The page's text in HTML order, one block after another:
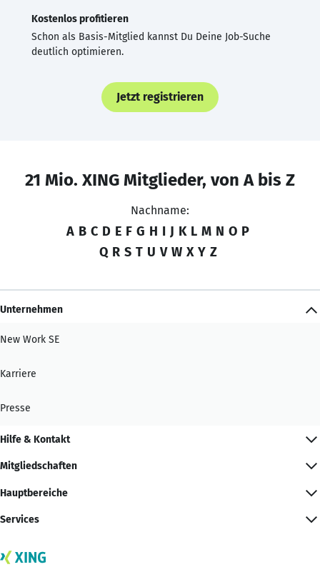
Kostenlos profitieren
Schon als Basis-Mitglied kannst Du Deine Job-Suche
deutlich optimieren.
Jetzt registrieren
21 Mio. XING Mitglieder, von A bis Z
Nachname:
A B C D E F G H I J K L M N O P
Q R S T U V W X Y Z
Unternehmen
New Work SE
Karriere
Presse
Hilfe & Kontakt
Mitgliedschaften
Hauptbereiche
Services